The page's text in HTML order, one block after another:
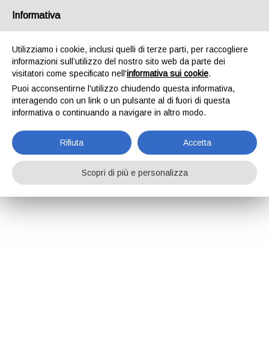
Informativa
Utilizziamo i cookie, inclusi quelli di terze parti, per raccogliere
informazioni sull’utilizzo del nostro sito web da parte dei
visitatori come specificato nell'informativa sui cookie.
Puoi acconsentirne l'utilizzo chiudendo questa informativa,
interagendo con un link o un pulsante al di fuori di questa
informativa o continuando a navigare in altro modo.
Rifiuta Accetta
Scopri di più e personalizza